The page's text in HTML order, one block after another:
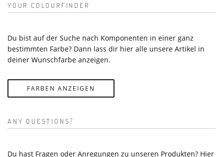
YOUR COLOURFINDER
Du bist auf der Suche nach Komponenten in einer ganz
bestimmten Farbe? Dann lass dir hier alle unsere Artikel in
deiner Wunschfarbe anzeigen.
FARBEN ANZEIGEN
ANY QUESTIONS?
Du hast Fragen oder Anregungen zu unseren Produkten? Hier